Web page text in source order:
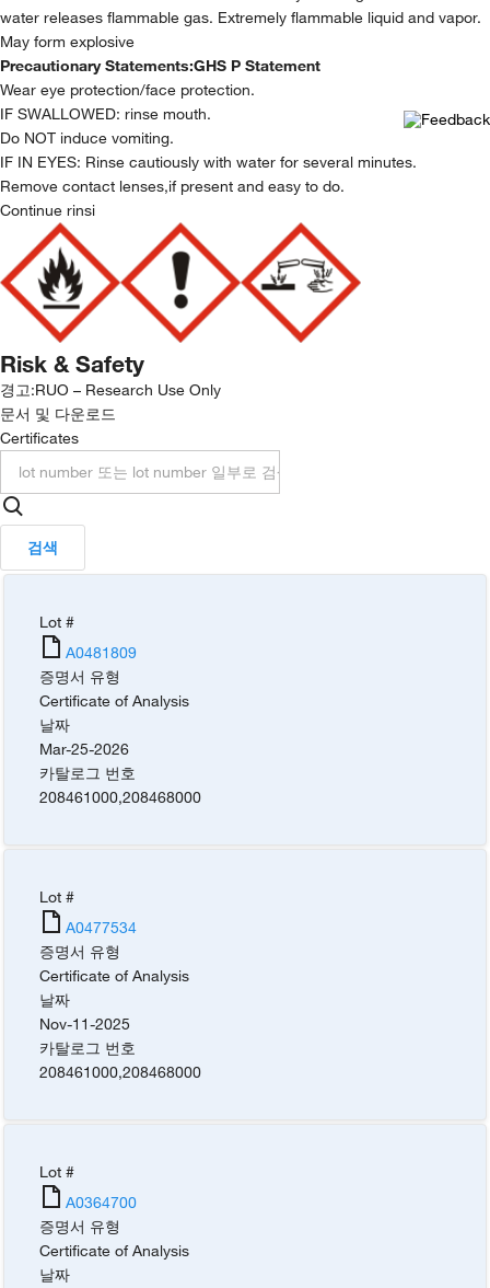
water releases flammable gas. Extremely flammable liquid and vapor.
May form explosive
Precautionary Statements:GHS P Statement
Wear eye protection/face protection.
IF SWALLOWED: rinse mouth.
Do NOT induce vomiting.
IF IN EYES: Rinse cautiously with water for several minutes.
Remove contact lenses,if present and easy to do.
Continue rinsi
Risk & Safety
경고:RUO – Research Use Only
문서 및 다운로드
Certificates
검색
Lot #
A0481809
증명서 유형
Certificate of Analysis
날짜
Mar-25-2026
카탈로그 번호
208461000,208468000
Lot #
A0477534
증명서 유형
Certificate of Analysis
날짜
Nov-11-2025
카탈로그 번호
208461000,208468000
Lot #
A0364700
증명서 유형
Certificate of Analysis
날짜